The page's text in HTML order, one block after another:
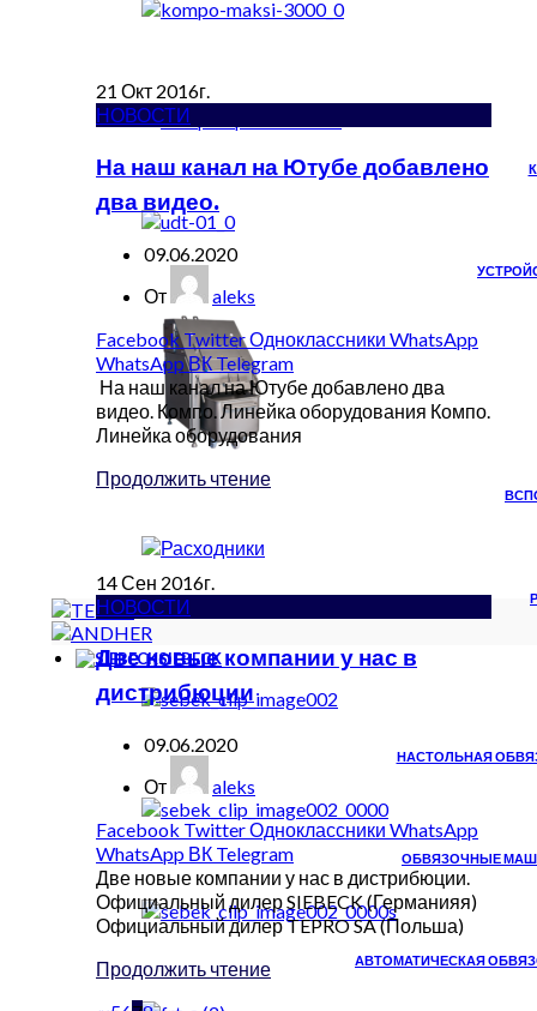
SIEBECK
НАСТОЛЬНАЯ
ОБВЯЗОЧНЫЕ
АВТОМАТИЧЕСКАЯ
21 Окт 2016г.
НОВОСТИ
На наш канал на Ютубе добавлено
два видео.
09.06.2020
От
aleks
Facebook TwitterОдноклассники WhatsApp
WhatsAppВКTelegram
На наш канал на Ютубе добавлено два
видео. Компо. Линейка оборудования Компо.
Линейка оборудования
Продолжить чтение
14Сен 2016г.
НОВОСТИ
Две новые компании у нас в
дистрибюции
09.06.2020
От
aleks
Facebook TwitterОдноклассники WhatsApp
WhatsApp ВК Telegram
Две новые компании у нас в дистрибюции.
Официальный дилер SIEBECK (Германияя)
Официальный дилер TEPRO SA (Польша)
Продолжить чтение